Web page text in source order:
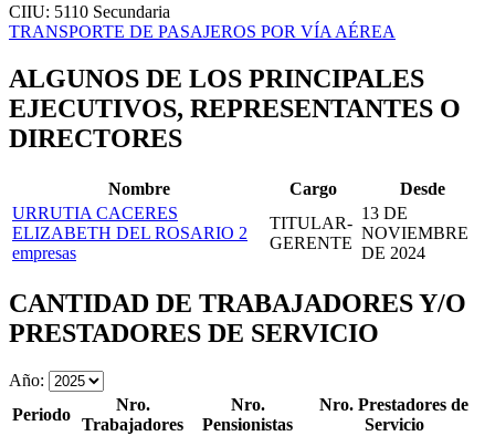
CIIU: 5110 Secundaria
TRANSPORTE DE PASAJEROS POR VÍA AÉREA
ALGUNOS DE LOS PRINCIPALES
EJECUTIVOS, REPRESENTANTES O
DIRECTORES
Nombre Cargo
Desde
URRUTIA CACERES
ELIZABETH DEL ROSARIO 2
empresas
TITULAR-
GERENTE
13 DE
NOVIEMBRE
DE 2024
CANTIDAD DE TRABAJADORES Y/O
PRESTADORES DE SERVICIO
Año:
Periodo
Nro.
Trabajadores
Nro.
Pensionistas
Nro. Prestadores de
Servicio